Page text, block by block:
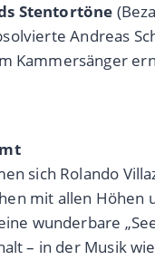
Stentortöne
Andreas
Kammersänger
sich Rolando
mit allen
wunderbare
– in der Musik